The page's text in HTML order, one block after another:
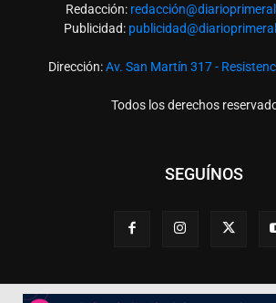
Redacción: redacció
Publicidad:
Dirección:Av. San Martín 317 -
Todos los derechos
SEGUÍNOS